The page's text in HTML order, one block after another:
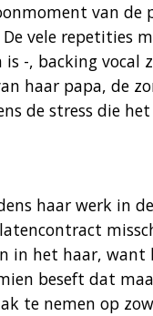
van de
vele repetities
-, backing vocal
haar papa, de
de stress die
haar werk in
in het haar,
beseft dat
te nemen op